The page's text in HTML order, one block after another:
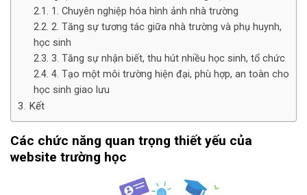
1. Chuyên nghiệp hóa hình ảnh nhà trường
2. Tăng sự tương tác giữa nhà trường và phụ huynh,
học sinh
3. Tăng sự nhận biết, thu hút nhiều học sinh, tổ chức
4. Tạo một môi trường hiện đại, phù hợp, an toàn cho
học sinh giao lưu
Kết
Các chức năng quan trọng thiết yếu của
website trường học